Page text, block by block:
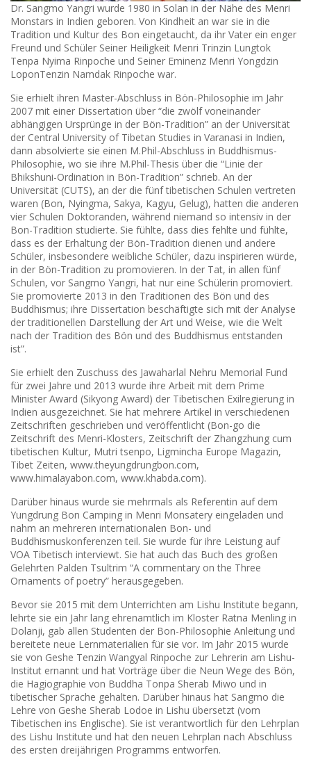
Dr. Sangmo Yangri wurde 1980 in Solan in der Nähe des Menri
Monstars in Indien geboren. Von Kindheit an war sie in die
Tradition und Kultur des Bon eingetaucht, da ihr Vater ein enger
Freund und Schüler Seiner Heiligkeit Menri Trinzin Lungtok
Tenpa Nyima Rinpoche und Seiner Eminenz Menri Yongdzin
LoponTenzin Namdak Rinpoche war.
Sie erhielt ihren Master-Abschluss in Bön-Philosophie im Jahr
2007 mit einer Dissertation über “die zwölf voneinander
abhängigen Ursprünge in der Bön-Tradition” an der Universität
der Central University of Tibetan Studies in Varanasi in Indien,
dann absolvierte sie einen M.Phil-Abschluss in Buddhismus-
Philosophie, wo sie ihre M.Phil-Thesis über die “Linie der
Bhikshuni-Ordination in Bön-Tradition” schrieb. An der
Universität (CUTS), an der die fünf tibetischen Schulen vertreten
waren (Bon, Nyingma, Sakya, Kagyu, Gelug), hatten die anderen
vier Schulen Doktoranden, während niemand so intensiv in der
Bon-Tradition studierte. Sie fühlte, dass dies fehlte und fühlte,
dass es der Erhaltung der Bön-Tradition dienen und andere
Schüler, insbesondere weibliche Schüler, dazu inspirieren würde,
in der Bön-Tradition zu promovieren. In der Tat, in allen fünf
Schulen, vor Sangmo Yangri, hat nur eine Schülerin promoviert.
Sie promovierte 2013 in den Traditionen des Bön und des
Buddhismus; ihre Dissertation beschäftigte sich mit der Analyse
der traditionellen Darstellung der Art und Weise, wie die Welt
nach der Tradition des Bön und des Buddhismus entstanden
ist”.
Sie erhielt den Zuschuss des Jawaharlal Nehru Memorial Fund
für zwei Jahre und 2013 wurde ihre Arbeit mit dem Prime
Minister Award (Sikyong Award) der Tibetischen Exilregierung in
Indien ausgezeichnet. Sie hat mehrere Artikel in verschiedenen
Zeitschriften geschrieben und veröffentlicht (Bon-go die
Zeitschrift des Menri-Klosters, Zeitschrift der Zhangzhung cum
tibetischen Kultur, Mutri tsenpo, Ligmincha Europe Magazin,
Tibet Zeiten, www.theyungdrungbon.com,
www.himalayabon.com, www.khabda.com).
Darüber hinaus wurde sie mehrmals als Referentin auf dem
Yungdrung Bon Camping in Menri Monsatery eingeladen und
nahm an mehreren internationalen Bon- und
Buddhismuskonferenzen teil. Sie wurde für ihre Leistung auf
VOA Tibetisch interviewt. Sie hat auch das Buch des großen
Gelehrten Palden Tsultrim “A commentary on the Three
Ornaments of poetry” herausgegeben.
Bevor sie 2015 mit dem Unterrichten am Lishu Institute begann,
lehrte sie ein Jahr lang ehrenamtlich im Kloster Ratna Menling in
Dolanji, gab allen Studenten der Bon-Philosophie Anleitung und
bereitete neue Lernmaterialien für sie vor. Im Jahr 2015 wurde
sie von Geshe Tenzin Wangyal Rinpoche zur Lehrerin am Lishu-
Institut ernannt und hat Vorträge über die Neun Wege des Bön,
die Hagiographie von Buddha Tonpa Sherab Miwo und in
tibetischer Sprache gehalten. Darüber hinaus hat Sangmo die
Lehre von Geshe Sherab Lodoe in Lishu übersetzt (vom
Tibetischen ins Englische). Sie ist verantwortlich für den Lehrplan
des Lishu Institute und hat den neuen Lehrplan nach Abschluss
des ersten dreijährigen Programms entworfen.